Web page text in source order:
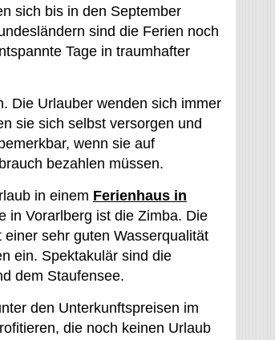
sich bis in den September
sind die Ferien noch
Tage in traumhafter
Die Urlauber wenden sich immer
sie sich selbst versorgen und
wenn sie auf
bezahlen müssen.
in einem Ferienhaus in
in Vorarlberg ist die Zimba. Die
sehr guten Wasserqualität
ein. Spektakulär sind die
dem Staufensee.
den Unterkunftspreisen im
die noch keinen Urlaub